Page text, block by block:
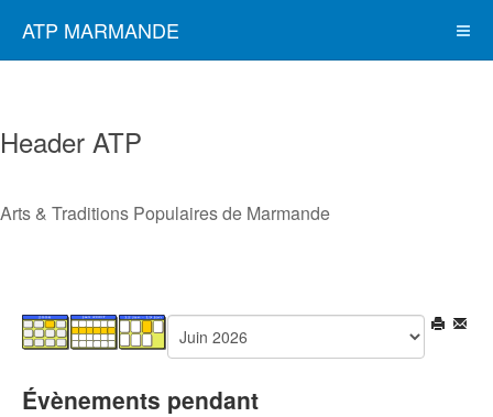
ATP MARMANDE
Header ATP
Arts & Traditions Populaires de Marmande
Évènements pendant